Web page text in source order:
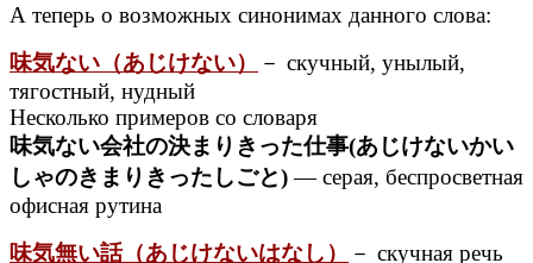
А теперь о возможных синонимах данного слова:
味気ない（あじけない）
－ скучный, унылый,
тягостный, нудный
Несколько примеров со словаря
味気ない会社の決まりきった仕事(あじけないかい
しゃのきまりきったしごと)— серая, беспросветная
офисная рутина
味気無い話（あじけないはなし）
－ скучная речь